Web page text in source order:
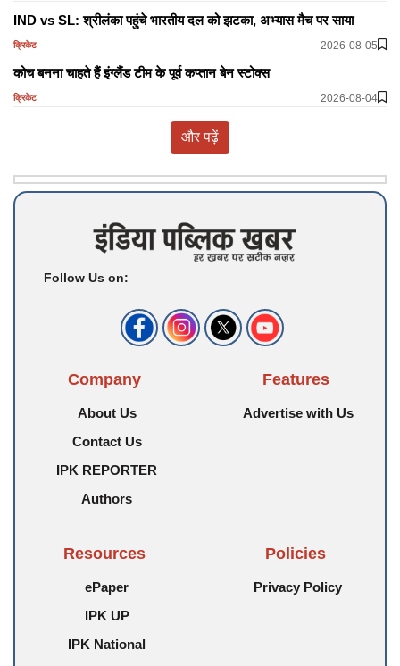
IND vs SL: श्रीलंका पहुंचे भारतीय दल को झटका, अभ्यास मैच पर साया
क्रिकेट 2026-08-05
कोच बनना चाहते हैं इंग्लैंड टीम के पूर्व कप्तान बेन स्टोक्स
क्रिकेट 2026-08-04
और पढ़ें
Follow Us on:
Company
About Us
Contact Us
IPK REPORTER
Authors
Features
Advertise with Us
Resources
ePaper
IPK UP
IPK National
Policies
Privacy Policy